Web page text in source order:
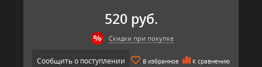
520 руб.
Скидки при покупке
Сообщить о поступлении В избранное К сравнению